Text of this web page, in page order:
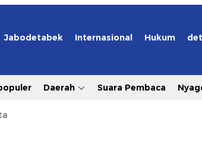
Jabodetabek Internasional Hukum
Daerah Suara Pembaca